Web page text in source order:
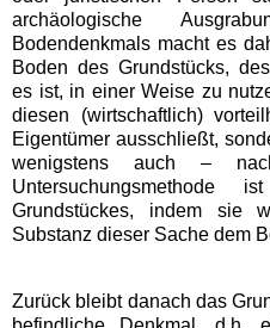
archäologische
Bodendenkmals macht es
Boden des Grundstücks,
es ist, in einer Weise zu
diesen (wirtschaftlich)
Eigentümer ausschließt,
wenigstens auch –
Grundstückes, indem sie
Substanz dieser Sache dem
Zurück bleibt danach das